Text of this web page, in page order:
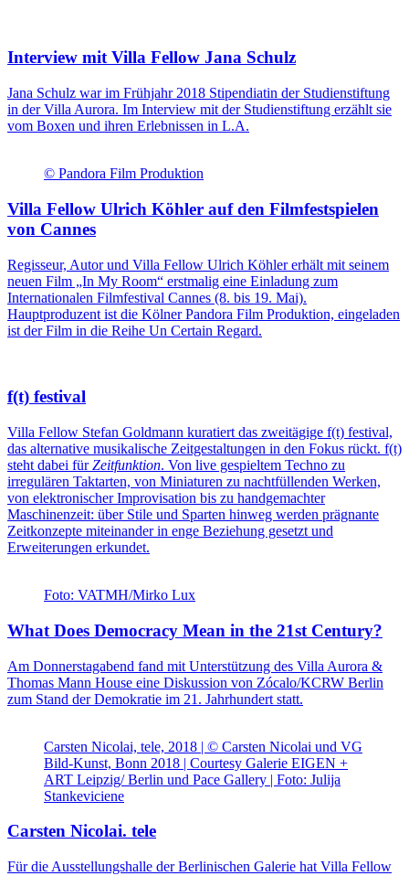
Interview mit Villa Fellow Jana Schulz
Jana Schulz war im Frühjahr 2018 Stipendiatin der Studienstiftung
in der Villa Aurora. Im Interview mit der Studienstiftung erzählt sie
vom Boxen und ihren Erlebnissen in L.A.
© Pandora Film Produktion
Villa Fellow Ulrich Köhler auf den Filmfestspielen
von Cannes
Regisseur, Autor und Villa Fellow Ulrich Köhler erhält mit seinem
neuen Film „In My Room“ erstmalig eine Einladung zum
Internationalen Filmfestival Cannes (8. bis 19. Mai).
Hauptproduzent ist die Kölner Pandora Film Produktion, eingeladen
ist der Film in die Reihe Un Certain Regard.
f(t) festival
Villa Fellow Stefan Goldmann kuratiert das zweitägige f(t) festival,
das alternative musikalische Zeitgestaltungen in den Fokus rückt. f(t)
steht dabei fürZeitfunktion. Von live gespieltem Techno zu
irregulären Taktarten, von Miniaturen zu nachtfüllenden Werken,
von elektronischer Improvisation bis zu handgemachter
Maschinenzeit: über Stile und Sparten hinweg werden prägnante
Zeitkonzepte miteinander in enge Beziehung gesetzt und
Erweiterungen erkundet.
Foto: VATMH/Mirko Lux
What Does Democracy Mean in the 21st Century?
Am Donnerstagabend fand mit Unterstützung des Villa Aurora &
Thomas Mann House eine Diskussion von Zócalo/KCRW Berlin
zum Stand der Demokratie im 21. Jahrhundert statt.
Carsten Nicolai, tele, 2018 | © Carsten Nicolai und VG
Bild-Kunst, Bonn 2018 | Courtesy Galerie EIGEN +
ART Leipzig/ Berlin und Pace Gallery | Foto: Julija
Stankeviciene
Carsten Nicolai. tele
Für die Ausstellungshalle der Berlinischen Galerie hat Villa Fellow